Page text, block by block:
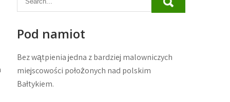
Pod namiot
Bez wątpienia jedna z bardziej malowniczych
miejscowości położonych nad polskim
Bałtykiem.